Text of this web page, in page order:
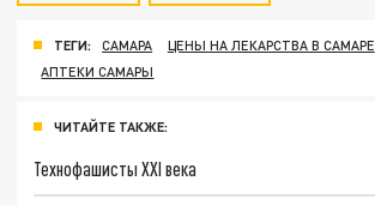
ТЕГИ: САМАРА
ЦЕНЫ НА ЛЕКАРСТВА В САМАРЕ
АПТЕКИ САМАРЫ
ЧИТАЙТЕ ТАКЖЕ:
Технофашисты XXI века